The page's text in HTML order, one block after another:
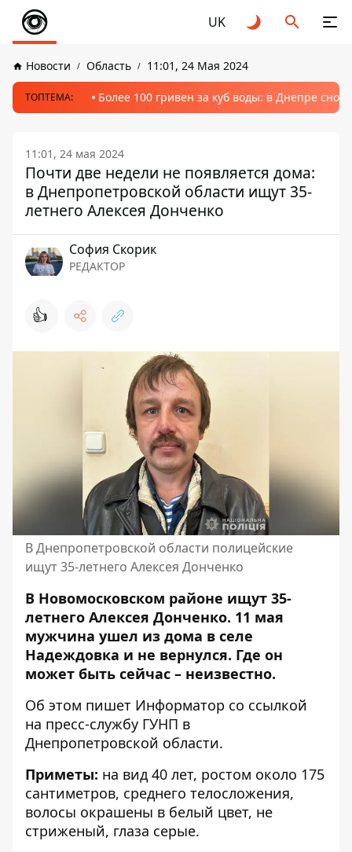
UK
Новости Область 11:01, 24 Мая 2024
ТОПТЕМА: Более 100 гривен за куб воды: в Днепре
11:01, 24 мая 2024
Почти две недели не появляется дома:
в Днепропетровской области ищут 35-
летнего Алексея Донченко
София Скорик
РЕДАКТОР
👍
В Днепропетровской области полицейские
ищут 35-летнего Алексея Донченко
В Новомосковском районе ищут 35-
летнего Алексея Донченко. 11 мая
мужчина ушел из дома в селе
Надеждовка и не вернулся. Где он
может быть сейчас – неизвестно.
Об этом пишет Информатор со ссылкой
на пресс-службу ГУНП в
Днепропетровской области.
Приметы: на вид 40 лет, ростом около 175
сантиметров, среднего телосложения,
волосы окрашены в белый цвет, не
стриженый, глаза серые.